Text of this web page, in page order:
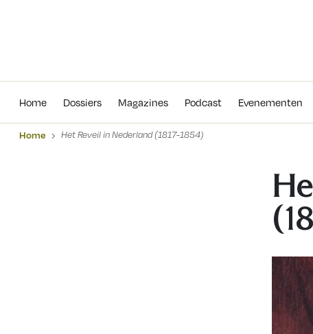
Home Dossiers Magazines Podcast Evenementen
Home Het Reveil in Nederland (1817-1854)